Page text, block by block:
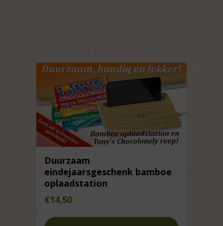
Duurzaam
eindejaarsgeschenk bamboe
oplaadstation
€14,50